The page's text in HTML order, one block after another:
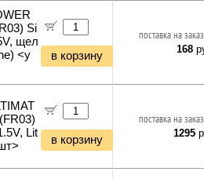
светильники
прочее
Si
щел
<у
в корзину
поставка на
168
Lit
в корзину
поставка на
1295